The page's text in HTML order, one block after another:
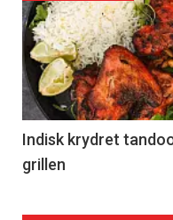
akkurat
nå
-
2
Indisk krydret
grillen